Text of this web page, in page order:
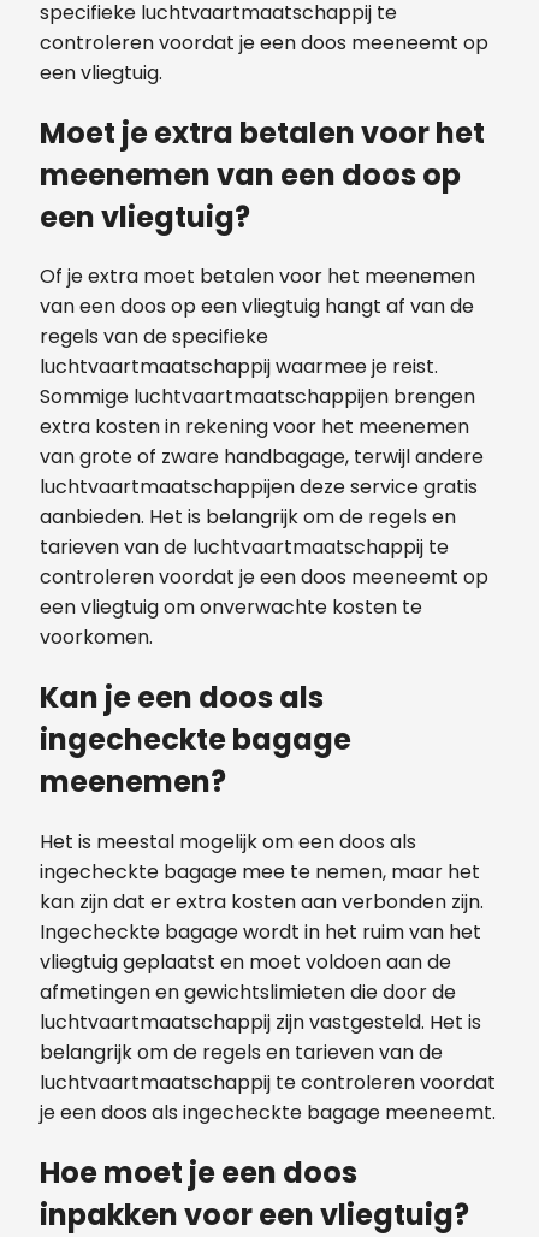
specifieke luchtvaartmaatschappij te
controleren voordat je een doos meeneemt op
een vliegtuig.
Moet je extra betalen voor het
meenemen van een doos op
een vliegtuig?
Of je extra moet betalen voor het meenemen
van een doos op een vliegtuig hangt af van de
regels van de specifieke
luchtvaartmaatschappij waarmee je reist.
Sommige luchtvaartmaatschappijen brengen
extra kosten in rekening voor het meenemen
van grote of zware handbagage, terwijl andere
luchtvaartmaatschappijen deze service gratis
aanbieden. Het is belangrijk om de regels en
tarieven van de luchtvaartmaatschappij te
controleren voordat je een doos meeneemt op
een vliegtuig om onverwachte kosten te
voorkomen.
Kan je een doos als
ingecheckte bagage
meenemen?
Het is meestal mogelijk om een doos als
ingecheckte bagage mee te nemen, maar het
kan zijn dat er extra kosten aan verbonden zijn.
Ingecheckte bagage wordt in het ruim van het
vliegtuig geplaatst en moet voldoen aan de
afmetingen en gewichtslimieten die door de
luchtvaartmaatschappij zijn vastgesteld. Het is
belangrijk om de regels en tarieven van de
luchtvaartmaatschappij te controleren voordat
je een doos als ingecheckte bagage meeneemt.
Hoe moet je een doos
inpakken voor een vliegtuig?